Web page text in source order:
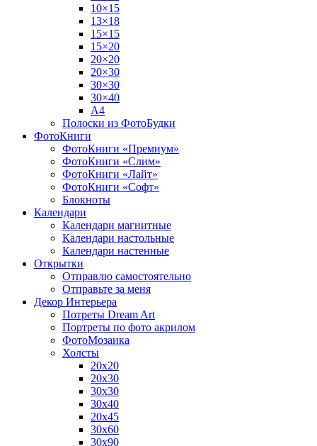
10×15
13×18
15×15
15×20
20×20
20×30
30×30
30×40
A4
Полоски из ФотоБудки
ФотоКниги
ФотоКниги «Премиум»
ФотоКниги «Слим»
ФотоКниги «Лайт»
ФотоКниги «Софт»
Блокноты
Календари
Календари магнитные
Календари настольные
Календари настенные
Открытки
Отправлю самостоятельно
Отправьте за меня
Декор Интерьера
Потреты Dream Art
Портреты по фото акрилом
ФотоМозаика
Холсты
20х20
20х30
30х30
30х40
20х45
30х60
30х90